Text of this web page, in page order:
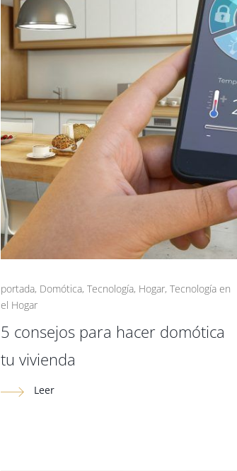
portada, Domótica, Tecnología, Hogar, Tecnología en
el Hogar
5 consejos para hacer domótica
tu vivienda
Leer